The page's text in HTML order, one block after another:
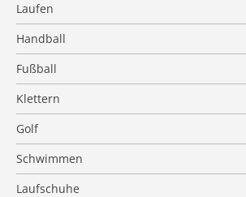
Laufen
Handball
Fußball
Klettern
Golf
Schwimmen
Laufschuhe